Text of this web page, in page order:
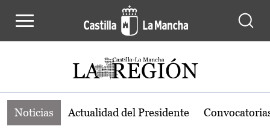
Noticias de la región de Castilla-La
Noticias Actualidad del Presidente